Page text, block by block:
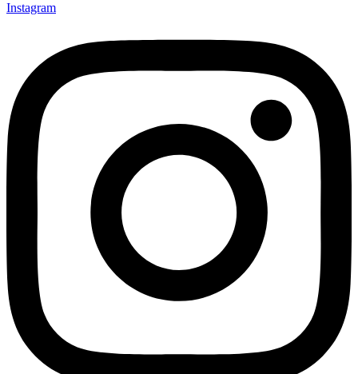
Instagram